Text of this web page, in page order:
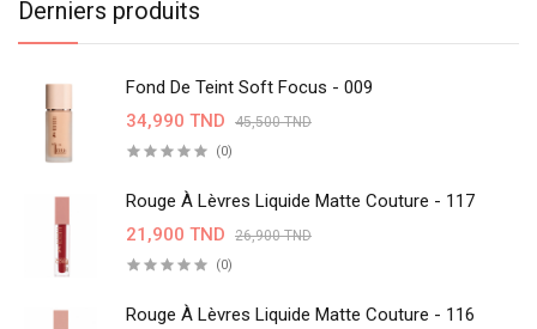
Derniers produits
Fond De Teint Soft Focus - 009
34,990 TND
45,500 TND
(0)
Rouge À Lèvres Liquide Matte Couture - 117
21,900 TND
26,900 TND
(0)
Rouge À Lèvres Liquide Matte Couture - 116